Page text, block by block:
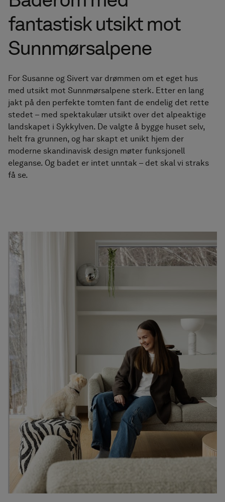
Håndkletørkere
Fliser i granittkeramikk
fantastisk utsikt mot
Sunnmørsalpene
For Susanne og Sivert var drømmen om et eget hus
med utsikt mot Sunnmørsalpene sterk. Etter en lang
jakt på den perfekte tomten fant de endelig det rette
stedet – med spektakulær utsikt over det alpeaktige
landskapet i Sykkylven. De valgte å bygge huset selv,
helt fra grunnen, og har skapt et unikt hjem der
moderne skandinavisk design møter funksjonell
eleganse. Og badet er intet unntak – det skal vi straks
få se.